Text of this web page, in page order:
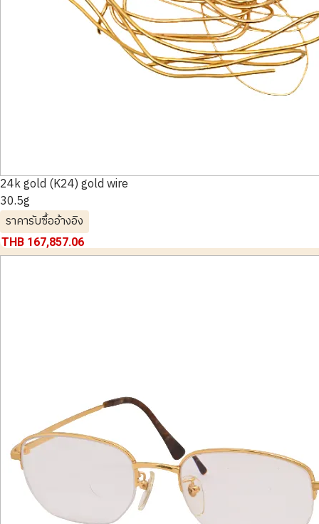
24k gold (K24) gold wire
30.5g
ราคารับซื้ออ้างอิง
THB 167,857.06